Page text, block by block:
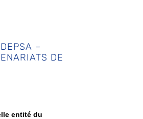
–
DE
entité du